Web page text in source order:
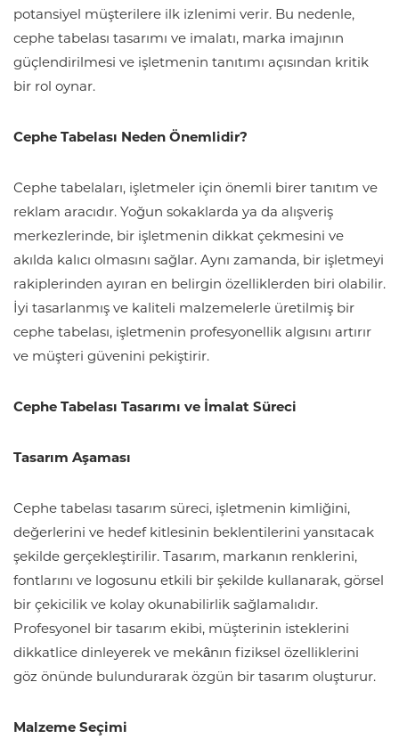
potansiyel müşterilere ilk izlenimi verir. Bu nedenle,
cephe tabelası tasarımı ve imalatı, marka imajının
güçlendirilmesi ve işletmenin tanıtımı açısından kritik
bir rol oynar.
Cephe Tabelası Neden Önemlidir?
Cephe tabelaları, işletmeler için önemli birer tanıtım ve
reklam aracıdır. Yoğun sokaklarda ya da alışveriş
merkezlerinde, bir işletmenin dikkat çekmesini ve
akılda kalıcı olmasını sağlar. Aynı zamanda, bir işletmeyi
rakiplerinden ayıran en belirgin özelliklerden biri olabilir.
İyi tasarlanmış ve kaliteli malzemelerle üretilmiş bir
cephe tabelası, işletmenin profesyonellik algısını artırır
ve müşteri güvenini pekiştirir.
Cephe Tabelası Tasarımı ve İmalat Süreci
Tasarım Aşaması
Cephe tabelası tasarım süreci, işletmenin kimliğini,
değerlerini ve hedef kitlesinin beklentilerini yansıtacak
şekilde gerçekleştirilir. Tasarım, markanın renklerini,
fontlarını ve logosunu etkili bir şekilde kullanarak, görsel
bir çekicilik ve kolay okunabilirlik sağlamalıdır.
Profesyonel bir tasarım ekibi, müşterinin isteklerini
dikkatlice dinleyerek ve mekânın fiziksel özelliklerini
göz önünde bulundurarak özgün bir tasarım oluşturur.
Malzeme Seçimi